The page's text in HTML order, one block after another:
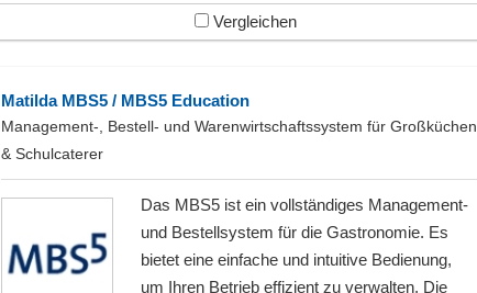
Vergleichen
Matilda MBS5 / MBS5 Education
Management-, Bestell- und Warenwirtschaftssystem für Großküchen
& Schulcaterer
Das MBS5 ist ein vollständiges Management-
und Bestellsystem für die Gastronomie. Es
bietet eine einfache und intuitive Bedienung,
um Ihren Betrieb effizient zu verwalten. Die